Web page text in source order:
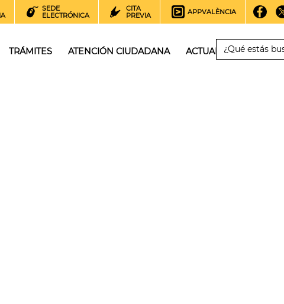
SEDE
ELECTRÓNICA
CITA
PREVIA
APPVALÈNCIA
TRÁMITES ATENCIÓN CIUDADANA ACTUALIDAD